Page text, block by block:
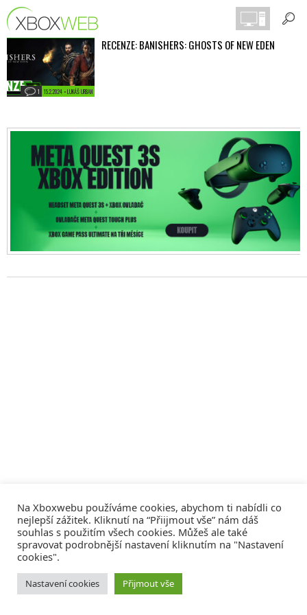
15.2.2024 • LUKÁŠ URBAN
1
RECENZE: BANISHERS: GHOSTS OF NEW EDEN
Tvorba webů a sociální služby
Reklama – Inzerce –
Na Xboxwebu používáme cookies, abychom ti nabídli co
nejlepší zážitek. Kliknutí na “Přiijmout vše” nám dáš
souhlas s použitím všech cookies. Můžeš ale také
spravovat podrobnější nastavení kliknutím na "Nastavení
cookies".
Nastavení cookies Přijmout vše